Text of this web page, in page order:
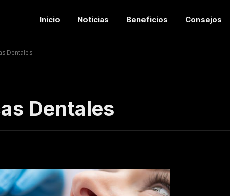
Inicio Noticias Beneficios Consejos
Dentales
Dentales